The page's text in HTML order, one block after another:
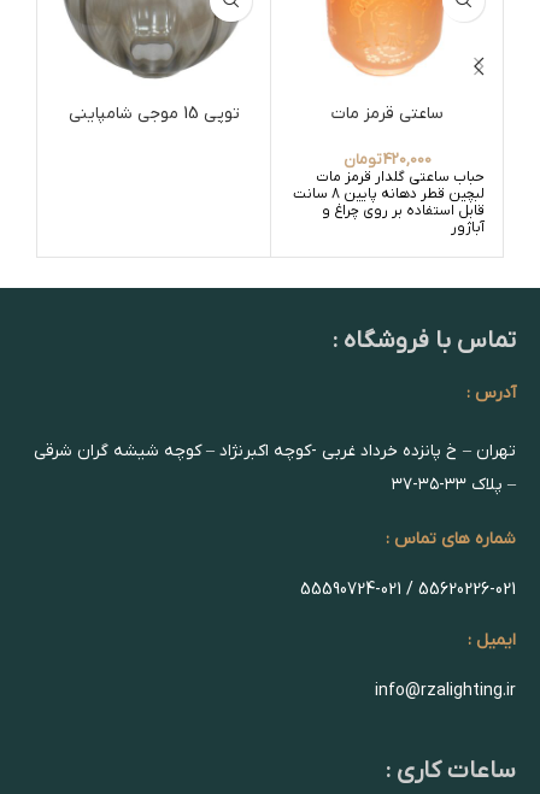
ساعتی قرمز مات
420,000تومان
حباب ساعتی گلدار قرمز مات
لبچین قطر دهانه پایین 8 سانت
قابل استفاده بر روی چراغ و
آباژور
توپی 15 موجی شامپاینی
تماس با فروشگاه :
آدرس :
تهران – خ پانزده خرداد غربی -کوچه اکبرنژاد – کوچه شیشه گران شرقی
– پلاک ۳۳-۳۵-۳۷
شماره های تماس :
55620226-021 / 55590724-021
ایمیل :
info@rzalighting.ir
ساعات کاری :